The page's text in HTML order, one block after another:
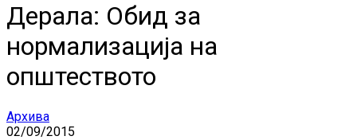
Дерала: Обид за
нормализација на
општеството
Архива
02/09/2015